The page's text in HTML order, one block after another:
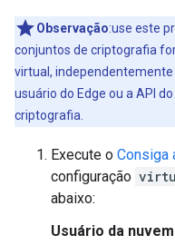
Observação:use este
conjuntos de criptografia
virtual,
usuário do Edge ou a API
criptografia.
Execute o Consiga
configuração
abaixo:
Usuário da